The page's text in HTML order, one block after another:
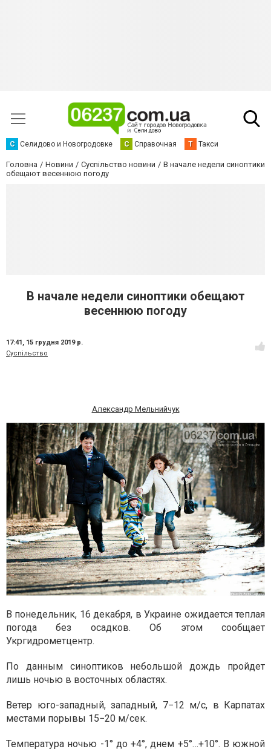
С Селидово и Новогродовке С Справочная Т Такси
Головна Новини Суспільство новини
В начале недели синоптики
обещают весеннюю погоду
В начале недели синоптики обещают
весеннюю погоду
17:41, 15 грудня 2019 р.
Суспільство
Александр Мельнийчук
В понедельник, 16 декабря, в Украине ожидается теплая
погода без осадков. Об этом сообщает
Укргидрометцентр.
По данным синоптиков небольшой дождь пройдет
лишь ночью в восточных областях.
Ветер юго-западный, западный, 7−12 м/с, в Карпатах
местами порывы 15−20 м/сек.
Температура ночью -1° до +4°, днем +5°…+10°. В южной